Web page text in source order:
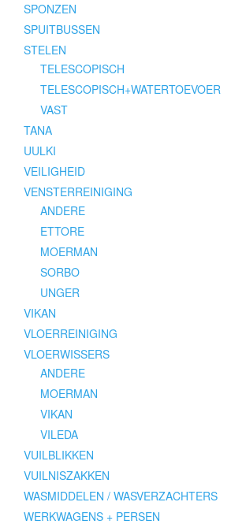
SPONZEN
SPUITBUSSEN
STELEN
TELESCOPISCH
TELESCOPISCH+WATERTOEVOER
VAST
TANA
UULKI
VEILIGHEID
VENSTERREINIGING
ANDERE
ETTORE
MOERMAN
SORBO
UNGER
VIKAN
VLOERREINIGING
VLOERWISSERS
ANDERE
MOERMAN
VIKAN
VILEDA
VUILBLIKKEN
VUILNISZAKKEN
WASMIDDELEN / WASVERZACHTERS
WERKWAGENS + PERSEN